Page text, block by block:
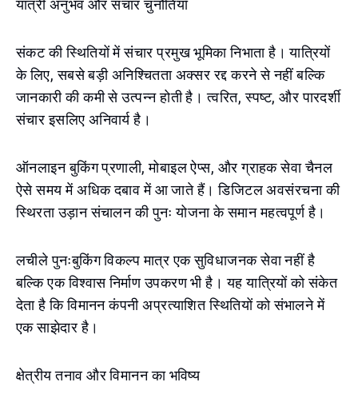
यात्री अनुभव और संचार चुनौतियाँ
संकट की स्थितियों में संचार प्रमुख भूमिका निभाता है। यात्रियों
के लिए, सबसे बड़ी अनिश्चितता अक्सर रद्द करने से नहीं बल्कि
जानकारी की कमी से उत्पन्न होती है। त्वरित, स्पष्ट, और पारदर्शी
संचार इसलिए अनिवार्य है।
ऑनलाइन बुकिंग प्रणाली, मोबाइल ऐप्स, और ग्राहक सेवा चैनल
ऐसे समय में अधिक दबाव में आ जाते हैं। डिजिटल अवसंरचना की
स्थिरता उड़ान संचालन की पुनः योजना के समान महत्वपूर्ण है।
लचीले पुनःबुकिंग विकल्प मात्र एक सुविधाजनक सेवा नहीं है
बल्कि एक विश्वास निर्माण उपकरण भी है। यह यात्रियों को संकेत
देता है कि विमानन कंपनी अप्रत्याशित स्थितियों को संभालने में
एक साझेदार है।
क्षेत्रीय तनाव और विमानन का भविष्य